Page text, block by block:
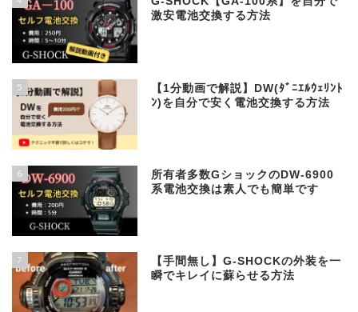
激安電池交換する方法
5
【1分動画で解説】DW(ﾀﾞﾆｴﾙｳｪﾘﾝﾄ
ﾝ)を自分で安く電池交換する方法
6
所有者多数GショックのDW-6900
系電池交換は素人でも簡単です
7
【手間無し】G-SHOCKの外装を一
瞬でキレイに蘇らせる方法